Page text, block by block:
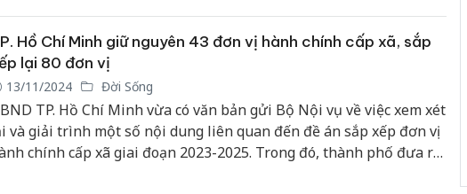
Hồ Chí Minh giữ nguyên 43 đơn vị hành chính cấp xã, sắp
lại 80 đơn vị
13/11/2024 Đời Sống
TP. Hồ Chí Minh vừa có văn bản gửi Bộ Nội vụ về việc xem xét
và giải trình một số nội dung liên quan đến đề án sắp xếp đơn vị
chính cấp xã giai đoạn 2023-2025. Trong đó, thành phố đưa ra
An Giang: Đối tượng
chủ mưu đường dây
thú